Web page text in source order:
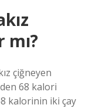
mı?
çiğneyen
68 kalori
kalorinin iki çay